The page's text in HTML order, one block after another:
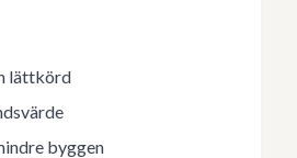
lättkörd
byggen